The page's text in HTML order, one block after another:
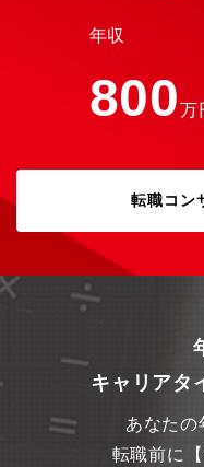
イアントの上層部との戦
＜入社後の業務イメージ
ウドコンサルタントとし
って頂きます。必ずチー
り、常に新しい発想を事
け クラウド戦略策定支
Azure環境導入戦略策定
AWS DevOps環境導入
クラウドサービスプロバ
ど)の導入経験・
の導入経験・SAPソリュ
Editionなど)の導入経験
ウド環境における監視、
識経験・ビジネスレベル
度、団体保険制度、副業
年収
800万
転職コン
キャリアタ
あなたの
転職前に